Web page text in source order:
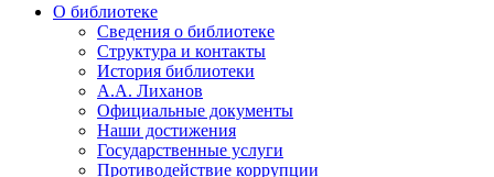
О библиотеке
Сведения о библиотеке
Структура и контакты
История библиотеки
А.А. Лиханов
Официальные документы
Наши достижения
Государственные услуги
Противодействие коррупции